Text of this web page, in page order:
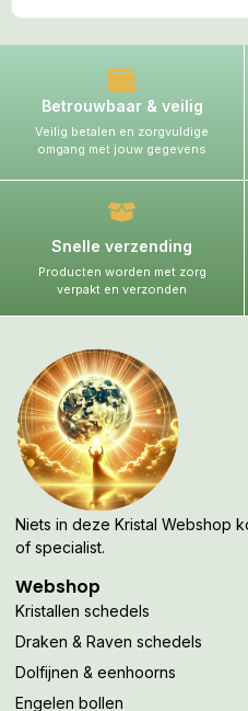
Betrouwbaar & veilig
Veilig betalen en zorgvuldige
omgang met jouw gegevens
Snelle verzending
Producten worden met zorg
verpakt en verzonden
Niets in deze Kristal Webshop
of specialist.
Webshop
Kristallen schedels
Draken & Raven schedels
Dolfijnen & eenhoorns
Engelen bollen